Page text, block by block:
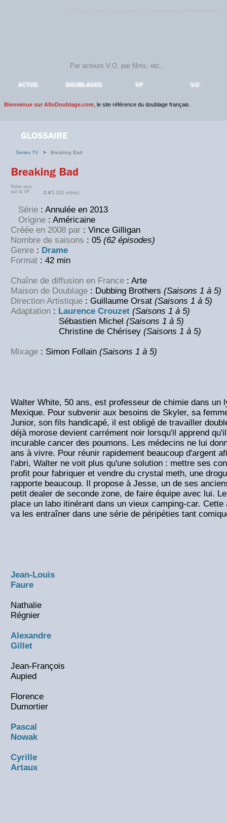
ACTUS DOUBLAGES V.F V.O
Bienvenue sur AlloDoublage.com , le site référence du doublage français.
Series TV > Breaking Bad
Votre avis
sur la VF :
2.4/5 (311 notes)
Série : Annulée en 2013
Origine : Américaine
Créée en 2008 par : Vince Gilligan
Nombre de saisons : 05 (62 épisodes)
Genre : Drame
Format : 42 min
Chaîne de diffusion en France : Arte
Maison de Doublage : Dubbing Brothers (Saisons 1 à 5)
Direction Artistique : Guillaume Orsat (Saisons 1 à 5)
Adaptation : Laurence Crouzet (Saisons 1 à 5)
Sébastien Michel (Saisons 1 à 5)
Christine de Chérisey (Saisons 1 à 5)
Mixage : Simon Follain (Saisons 1 à 5)
Walter White, 50 ans, est professeur de chimie dans un
Mexique. Pour subvenir aux besoins de Skyler, sa
Junior, son fils handicapé, il est obligé de travailler
déjà morose devient carrément noir lorsqu'il apprend
incurable cancer des poumons. Les médecins ne lui
ans à vivre. Pour réunir rapidement beaucoup d'argent
l'abri, Walter ne voit plus qu'une solution : mettre ses
profit pour fabriquer et vendre du crystal meth, une
rapporte beaucoup. Il propose à Jesse, un de ses
petit dealer de seconde zone, de faire équipe avec lui.
place un labo itinérant dans un vieux camping-car.
va les entraîner dans une série de péripéties tant
Jean-Louis
Faure
Nathalie
Régnier
Alexandre
Gillet
Jean-François
Aupied
Florence
Dumortier
Pascal
Nowak
Cyrille
Artaux